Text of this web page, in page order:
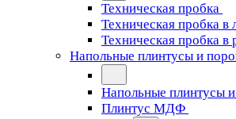
Техническая пробка
Техническая пробка в
Техническая пробка в
Напольные плинтусы и
Напольные плинтусы
Плинтус МДФ